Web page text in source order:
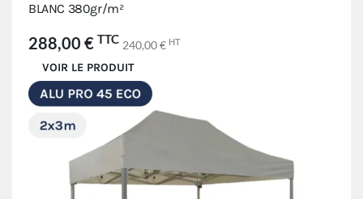
BLANC 380gr/m²
288,00 € TTC 240,00 € HT
VOIR LE PRODUIT